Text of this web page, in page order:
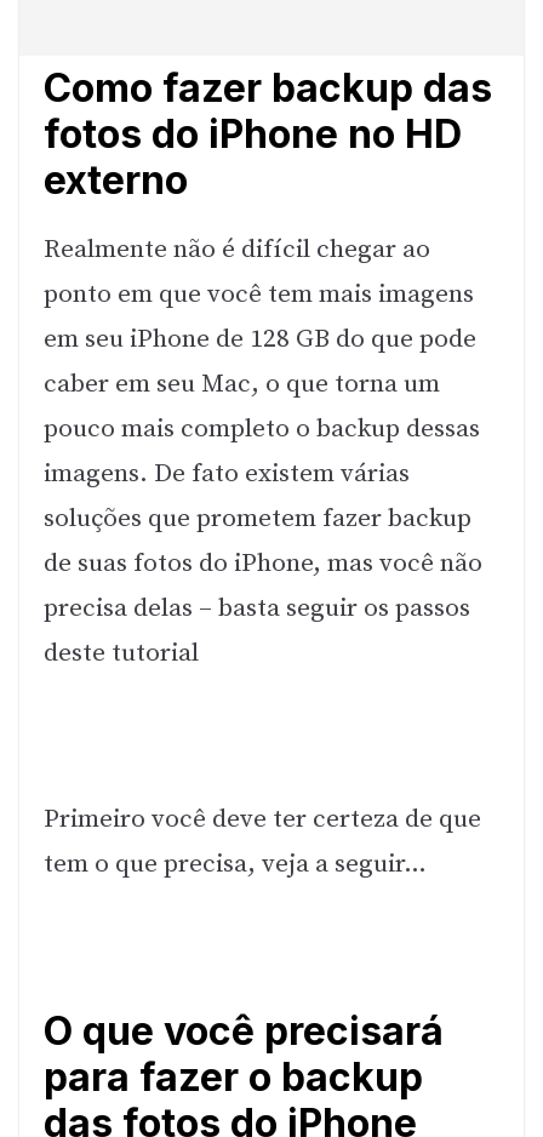
Como fazer backup das
fotos do iPhone no HD
externo
Realmente não é difícil chegar ao
ponto em que você tem mais imagens
em seu iPhone de 128 GB do que pode
caber em seu Mac, o que torna um
pouco mais completo o backup dessas
imagens. De fato existem várias
soluções que prometem fazer backup
de suas fotos do iPhone, mas você não
precisa delas – basta seguir os passos
deste tutorial
Primeiro você deve ter certeza de que
tem o que precisa, veja a seguir…
O que você precisará
para fazer o backup
das fotos do iPhone